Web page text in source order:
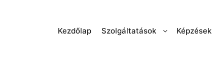
Kezdőlap Szolgáltatások Képzések